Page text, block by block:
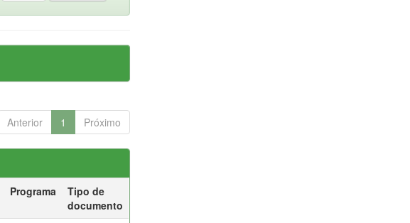
Anterior 1 Próximo
Programa
Tipo de
documento